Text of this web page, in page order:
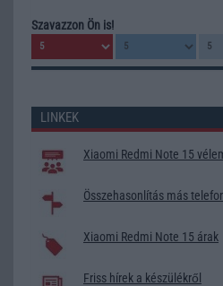
Szavazzon Ön is!
LINKEK
Xiaomi Redmi Note 15
Összehasonlítás más
Xiaomi Redmi Note 15 árak
Friss hírek a készülékről